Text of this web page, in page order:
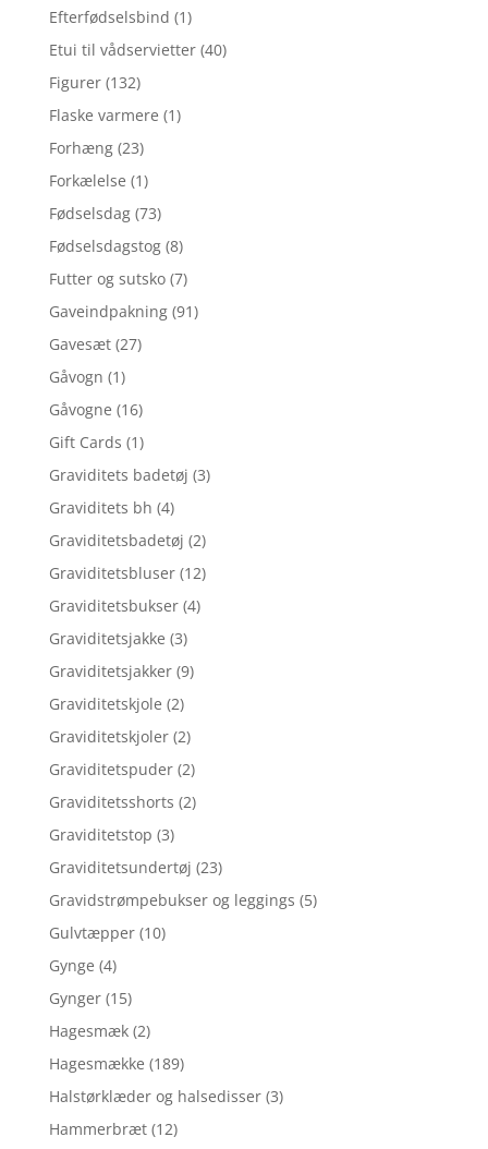
Efterfødselsbind (1)
Etui til vådservietter (40)
Figurer (132)
Flaske varmere (1)
Forhæng (23)
Forkælelse (1)
Fødselsdag (73)
Fødselsdagstog (8)
Futter og sutsko (7)
Gaveindpakning (91)
Gavesæt (27)
Gåvogn (1)
Gåvogne (16)
Gift Cards (1)
Graviditets badetøj (3)
Graviditets bh (4)
Graviditetsbadetøj (2)
Graviditetsbluser (12)
Graviditetsbukser (4)
Graviditetsjakke (3)
Graviditetsjakker (9)
Graviditetskjole (2)
Graviditetskjoler (2)
Graviditetspuder (2)
Graviditetsshorts (2)
Graviditetstop (3)
Graviditetsundertøj (23)
Gravidstrømpebukser og leggings (5)
Gulvtæpper (10)
Gynge (4)
Gynger (15)
Hagesmæk (2)
Hagesmække (189)
Halstørklæder og halsedisser (3)
Hammerbræt (12)